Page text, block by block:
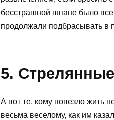
бесстрашной шпане было все
продолжали подбрасывать в
5.
А вот те, кому повезло жить
весьма веселому, как им